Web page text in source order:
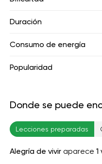
Duración
Consumo de energía
Popularidad
Donde se puede
Lecciones preparadas
Alegría de vivir aparece 1